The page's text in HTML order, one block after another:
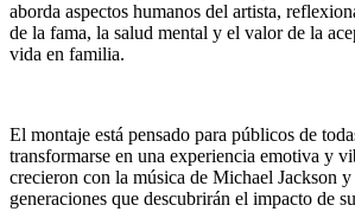
aborda aspectos humanos del artista,
de la fama, la salud mental y el valor de la
vida en familia.
El montaje está pensado para públicos de
transformarse en una experiencia emotiva y
crecieron con la música de Michael Jackson y
generaciones que descubrirán el impacto de